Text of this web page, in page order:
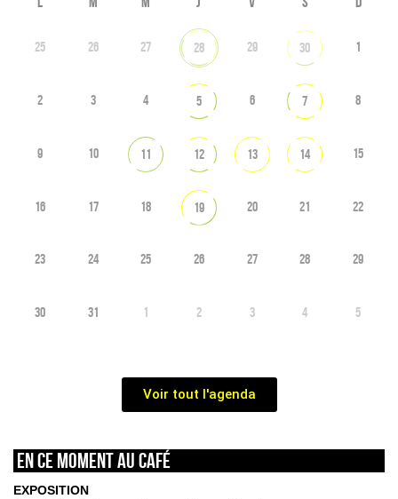
25 26 27 28 29 30 1
2 3 4 5 6 7 8
9 10 11 12 13 14 15
16 17 18 19 20 21 22
23 24 25 26 27 28 29
30 31 1 2 3 4 5
Voir tout l'agenda
En ce moment au café
EXPOSITION